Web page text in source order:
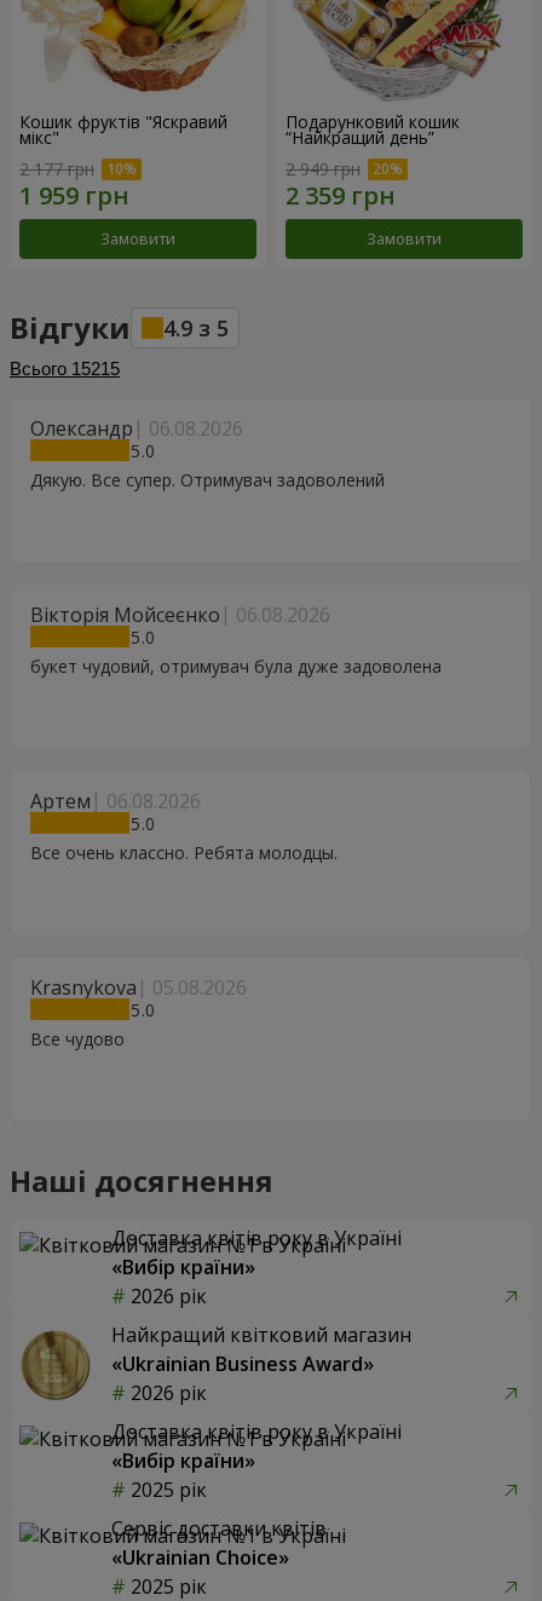
Кошик фруктів "Яскравий
мікс"
2 177 грн
Замовити
Подарунковий кошик
“Найкращий день”
2 949 грн
Замовити
Відгуки 4.9 з 5
Всього 15215
Олександр 06.08.2026
5
Дякую. Все супер. Отримувач задоволений
Вікторія Мойсеєнко 06.08.2026
5
букет чудовий, отримувач була дуже задоволена
Артем 06.08.2026
5
Все очень классно. Ребята молодцы.
Krasnykova 05.08.2026
5
Все чудово
Наші досягнення
Доставка квітів року в Україні
«Вибір країни»
2026 рік
Найкращий квітковий магазин
«Ukrainian Business Award»
2026 рік
Доставка квітів року в Україні
«Вибір країни»
2025 рік
Сервіс доставки квітів
«Ukrainian Choice»
2025 рік